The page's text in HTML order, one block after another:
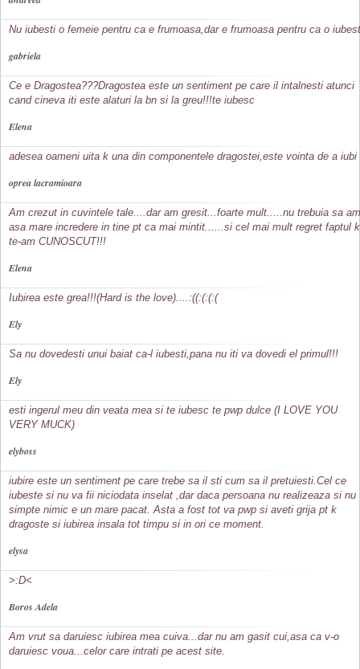
Nu iubesti o femeie pentru ca e frumoasa,dar e frumoasa pentru ca o
gabriela
Ce e Dragostea???Dragostea este un sentiment pe care il intalnesti atunci
cand cineva iti este alaturi la bn si la greu!!!te iubesc
Elena
adesea oameni uita k una din componentele dragostei,este vointa de a iubi
oprea lacramioara
Am crezut in cuvintele tale....dar am gresit...foarte mult.....nu trebuia sa am
asa mare incredere in tine pt ca mai mintit......si cel mai mult regret faptul
te-am CUNOSCUT!!!
Elena
Iubirea este grea!!!(Hard is the love)....:((:(:(:(
Ely
Sa nu dovedesti unui baiat ca-l iubesti,pana nu iti va dovedi el primul!!!
Ely
esti ingerul meu din veata mea si te iubesc te pwp dulce (I LOVE YOU
VERY MUCK)
elyboss
iubire este un sentiment pe care trebe sa il sti cum sa il pretuiesti.Cel ce
iubeste si nu va fii niciodata inselat ,dar daca persoana nu realizeaza si nu
simpte nimic e un mare pacat. Asta a fost tot va pwp si aveti grija pt k
dragoste si iubirea insala tot timpu si in ori ce moment.
elysa
>:D<
Boros Adela
Am vrut sa daruiesc iubirea mea cuiva...dar nu am gasit cui,asa ca v-o
daruiesc voua...celor care intrati pe acest site.